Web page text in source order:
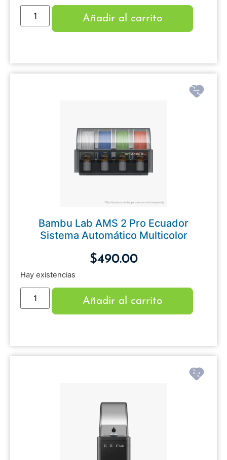
Añadir al carrito
Bambu Lab AMS 2 Pro Ecuador
Sistema Automático Multicolor
$490.00
Hay existencias
Añadir al carrito